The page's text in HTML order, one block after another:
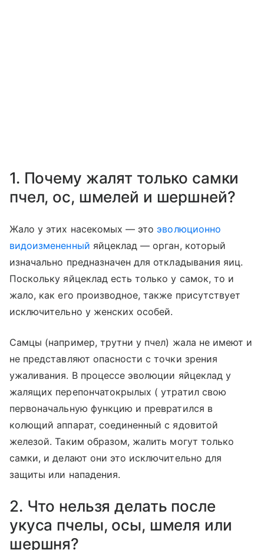
1. Почему жалят только самки
пчел, ос, шмелей и шершней?
Жало у этих насекомых — это эволюционно
видоизмененный яйцеклад — орган, который
изначально предназначен для откладывания яиц.
Поскольку яйцеклад есть только у самок, то и
жало, как его производное, также присутствует
исключительно у женских особей.
Самцы (например, трутни у пчел) жала не имеют и
не представляют опасности с точки зрения
ужаливания. В процессе эволюции яйцеклад у
жалящих перепончатокрылых ( утратил свою
первоначальную функцию и превратился в
колющий аппарат, соединенный с ядовитой
железой. Таким образом, жалить могут только
самки, и делают они это исключительно для
защиты или нападения.
2. Что нельзя делать после
укуса пчелы, осы, шмеля или
шершня?